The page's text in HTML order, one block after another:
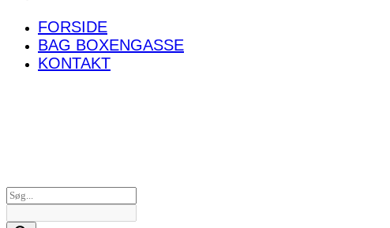
FORSIDE
BAG BOXENGASSE
KONTAKT